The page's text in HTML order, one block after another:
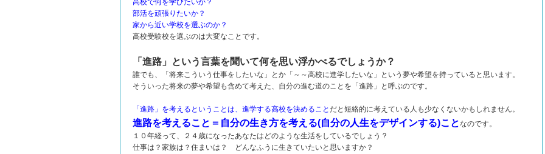
高校で何を学びたいか？
部活を頑張りたいか？
家から近い学校を選ぶのか？
高校受験校を選ぶのは大変なことです。
「進路」という言葉を聞いて何を思い浮かべるでしょうか？
誰でも、「将来こういう仕事をしたいな」とか「～～高校に進学したいな」という夢や希望を持っていると思います。
そういった将来の夢や希望も含めて考えた、自分の進む道のことを「進路」と呼ぶのです。
「進路」を考えるということは、進学する高校を決めることだと短絡的に考えている人も少なくないかもしれません。
進路を考えること＝自分の生き方を考える(自分の人生をデザインする)ことなのです。
１０年経って、２４歳になったあなたはどのような生活をしているでしょう？
仕事は？家族は？住まいは？ どんなふうに生きていたいと思いますか？